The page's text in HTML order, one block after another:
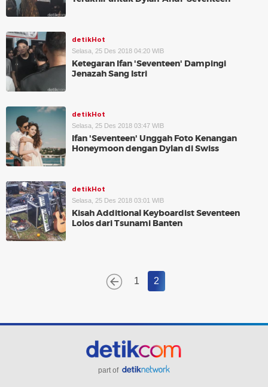
detikHot
Selasa, 25 Des 2018 04:20 WIB
Ketegaran Ifan 'Seventeen' Dampingi
Jenazah Sang Istri
detikHot
Selasa, 25 Des 2018 03:47 WIB
Ifan 'Seventeen' Unggah Foto Kenangan
Honeymoon dengan Dylan di Swiss
detikHot
Selasa, 25 Des 2018 03:01 WIB
Kisah Additional Keyboardist Seventeen
Lolos dari Tsunami Banten
1 2
part of